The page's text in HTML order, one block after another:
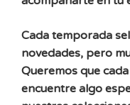
Cada temporada
novedades, pero
Queremos que
encuentre algo